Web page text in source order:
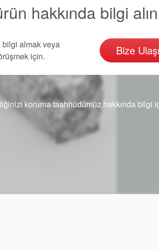
hakkında bilgi alın
bilgi almak veya
için. Bize
koruma taahhüdümüz hakkında bilgi